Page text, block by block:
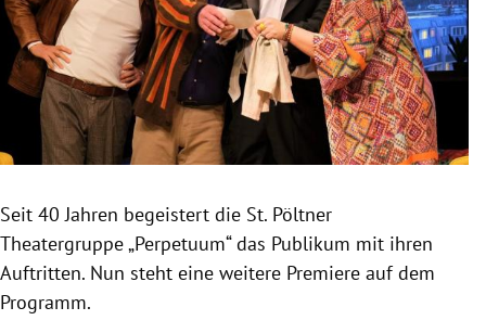
Untermenü
Untermenü
Untermenü
Untermenü
Seit 40 Jahren begeistert die St. Pöltner
Theatergruppe „Perpetuum“ das Publikum mit ihren
Auftritten. Nun steht eine weitere Premiere auf dem
Programm.